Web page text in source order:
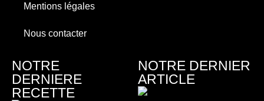
Mentions légales
Nous contacter
NOTRE
DERNIERE
RECETTE
NOTRE DERNIER
ARTICLE